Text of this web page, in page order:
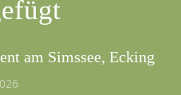
am Simssee, Ecking